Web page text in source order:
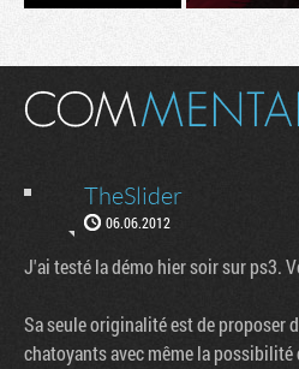
Masquer les
TheSlider
06.06.2012
J'ai testé la démo hier soir sur ps3.
Sa seule originalité est de proposer
chatoyants avec même la